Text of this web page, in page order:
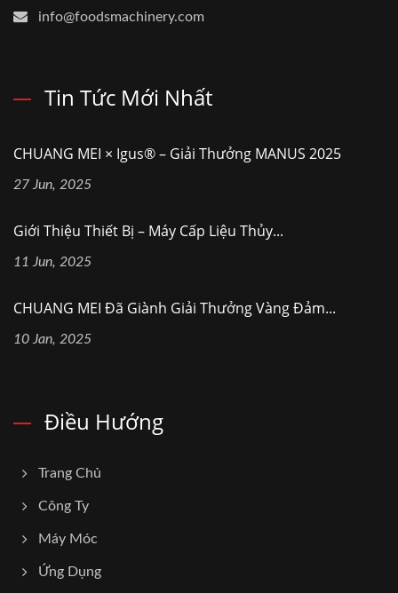
info@foodsmachinery.com
Tin Tức Mới Nhất
CHUANG MEI × Igus® – Giải Thưởng MANUS 2025
27 Jun, 2025
Giới Thiệu Thiết Bị – Máy Cấp Liệu Thủy...
11 Jun, 2025
CHUANG MEI Đã Giành Giải Thưởng Vàng Đảm...
10 Jan, 2025
Điều Hướng
Trang Chủ
Công Ty
Máy Móc
Ứng Dụng